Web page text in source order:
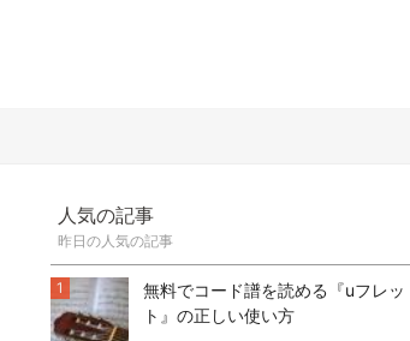
人気の記事
昨日の人気の記事
無料でコード譜を読める『uフレッ
ト』の正しい使い方
1